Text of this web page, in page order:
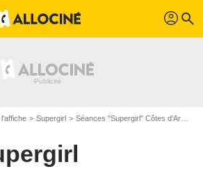
profil search
Supergirl Séances "Supergirl" Côtes d'Armor